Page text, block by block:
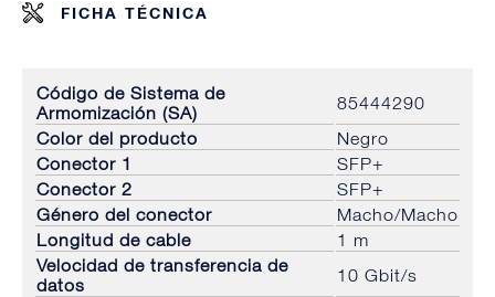
FICHA TÉCNICA
Código de Sistema de
Armomización (SA)
85444290
Color del producto
Negro
Conector 1
SFP+
Conector 2
SFP+
Género del conector
Macho/Macho
Longitud de cable
1 m
Velocidad de transferencia de
datos
10 Gbit/s